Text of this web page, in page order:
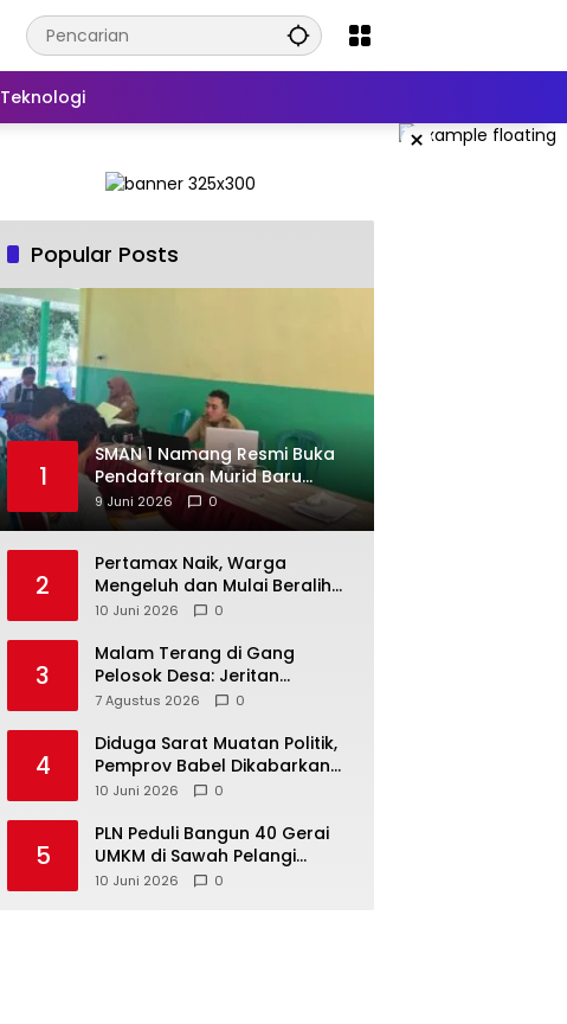
Teknologi
×
Popular Posts
1
SMAN 1 Namang Resmi Buka
Pendaftaran Murid Baru
2026/2027
9 Juni 2026 0
2
‎Pertamax Naik, Warga
Mengeluh dan Mulai Beralih
ke Pertalite Meski Harus Antre
10 Juni 2026 0
3
Malam Terang di Gang
Pelosok Desa: Jeritan
Harapan Ketua APDESI
Babel
7 Agustus 2026 0
4
‎Diduga Sarat Muatan Politik,
Pemprov Babel Dikabarkan
Lakukan Rotasi Besar-
10 Juni 2026 0
5
‎PLN Peduli Bangun 40 Gerai
UMKM di Sawah Pelangi
Namang, Dorong
10 Juni 2026 0